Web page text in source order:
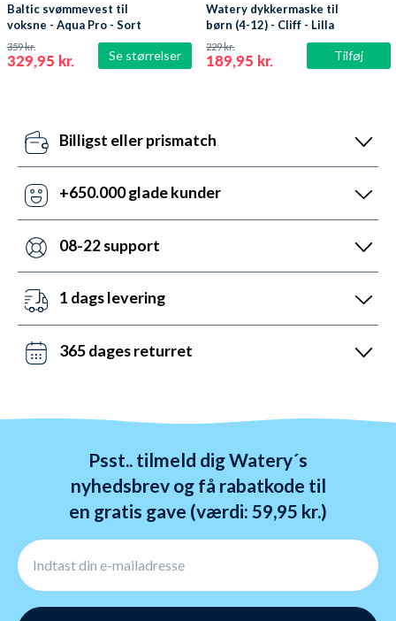
Se størrelser
Baltic svømmevest til
voksne - Aqua Pro - Sort
329,95 kr.
359 kr.
Tilføj
Watery dykkermaske til
børn (4-12) - Cliff - Lilla
189,95 kr.
229 kr.
Billigst eller prismatch
Vores pris-robotter opdaterer dagligt alle vores
priser ift. konkurrenterne. Misser de, så udnyt vores
+650.000 glade kunder
Med +6 år i markedet, så har vi hjulpet flere end
nogen andre med udstyr til vandsport. Heldigvis kan
08-22 support
Vi er sat i verden for at hjælpe. Derfor er vores
kundeservice åben mandag til fredag fra 08 til 22.
1 dags levering
Det kan du opnå ved bestilling før kl. 22:00 alle ugens
dage - også i weekenden. Vi sender med DAO, Bring
365 dages returret
behandles indenfor 24 timer.
Psst.. tilmeld dig Watery´s
nyhedsbrev og få rabatkode til
en gratis gave (værdi: 59,95 kr.)